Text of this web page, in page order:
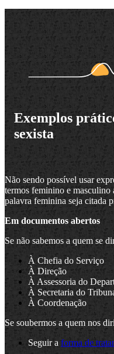
Exemplos
sexista
Não sendo possível usar
termos feminino e masculino
palavra feminina seja citada
Em documentos abertos
Se não sabemos a quem se
À Chefia do Serviço
À Direção
À Assessoria do
À Secretaria do
À Coordenação
Se soubermos a quem nos
Seguir a forma de